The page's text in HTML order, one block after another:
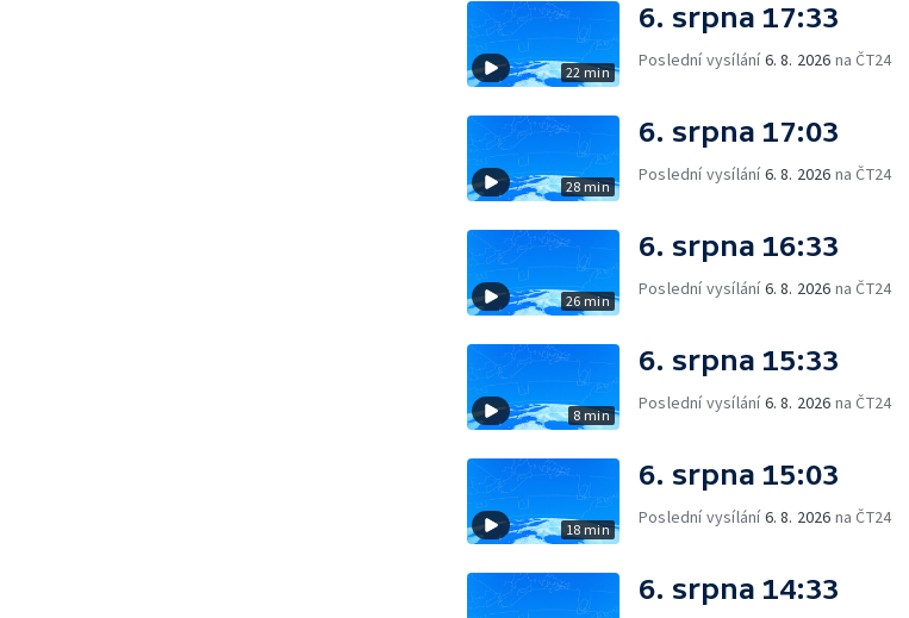
22 min
6. srpna 17:33
Poslední vysílání6. 8. 2026 na ČT24
28 min
6. srpna 17:03
Poslední vysílání6. 8. 2026 na ČT24
26 min
6. srpna 16:33
Poslední vysílání6. 8. 2026 na ČT24
8 min
6. srpna 15:33
Poslední vysílání6. 8. 2026 na ČT24
18 min
6. srpna 15:03
Poslední vysílání6. 8. 2026 na ČT24
6. srpna 14:33